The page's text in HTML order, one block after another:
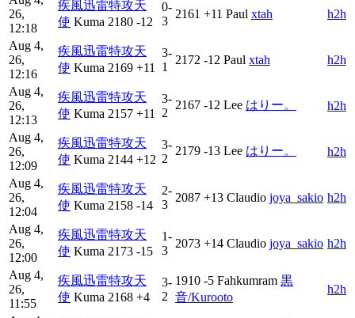
26,
12:18
疾風迅雷特攻天
使 Kuma 2180 -12
0-
3
2161 +11 Paul xtah h2h
Aug 4,
26,
12:16
疾風迅雷特攻天
使 Kuma 2169 +11
3-
1
2172 -12 Paul xtah h2h
Aug 4,
26,
12:13
疾風迅雷特攻天
使 Kuma 2157 +11
3-
2
2167 -12 Lee はりー。 h2h
Aug 4,
26,
12:09
疾風迅雷特攻天
使 Kuma 2144 +12
3-
2
2179 -13 Lee はりー。 h2h
Aug 4,
26,
12:04
疾風迅雷特攻天
使 Kuma 2158 -14
2-
3
2087 +13 Claudio joya_sakio h2h
Aug 4,
26,
12:00
疾風迅雷特攻天
使 Kuma 2173 -15
1-
3
2073 +14 Claudio joya_sakio h2h
Aug 4,
26,
11:55
疾風迅雷特攻天
使 Kuma 2168 +4
3-
2
1910 -5 Fahkumram 黒
音/Kurooto
h2h